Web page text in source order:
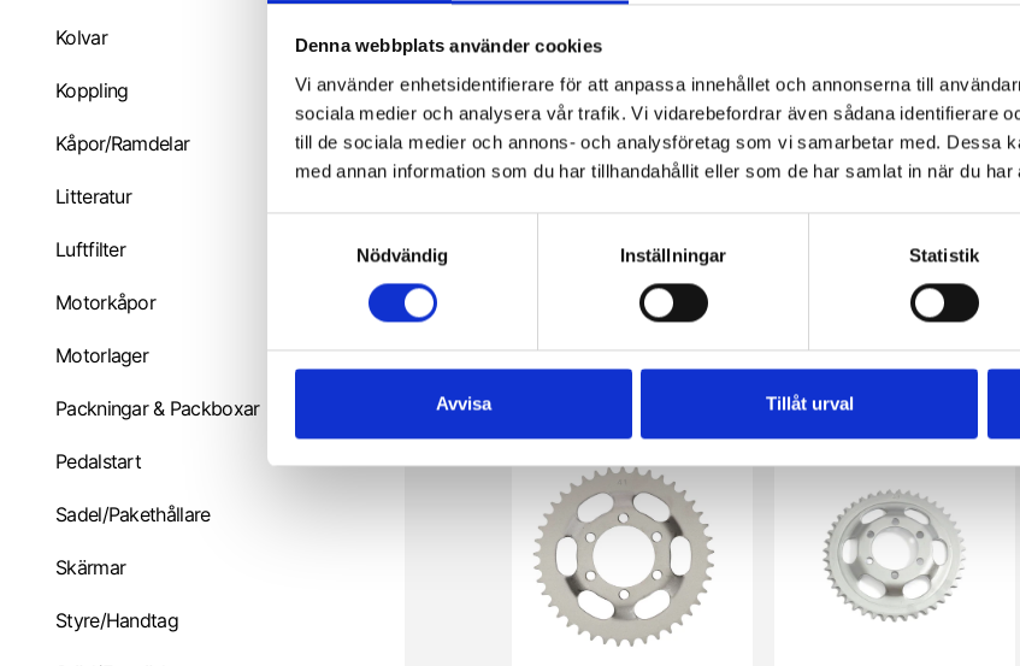
Denna webbplats använder cookies
Vi använder enhetsidentifierare för att anpassa innehållet och annonserna till
sociala medier och analysera vår trafik. Vi vidarebefordrar även sådana identifierare
till de sociala medier och annons- och analysföretag som vi samarbetar med. Dessa
med annan information som du har tillhandahållit eller som de har samlat in när du har
s
Nödvändig Inställningar Statistik
Avvisa Tillåt urval
Kolvar
Koppling
Kåpor/Ramdelar
Litteratur
Luftfilter
Motorkåpor
Motorlager
Packningar & Packboxar
Pedalstart
Sadel/Pakethållare
Skärmar
Styre/Handtag
129 kr